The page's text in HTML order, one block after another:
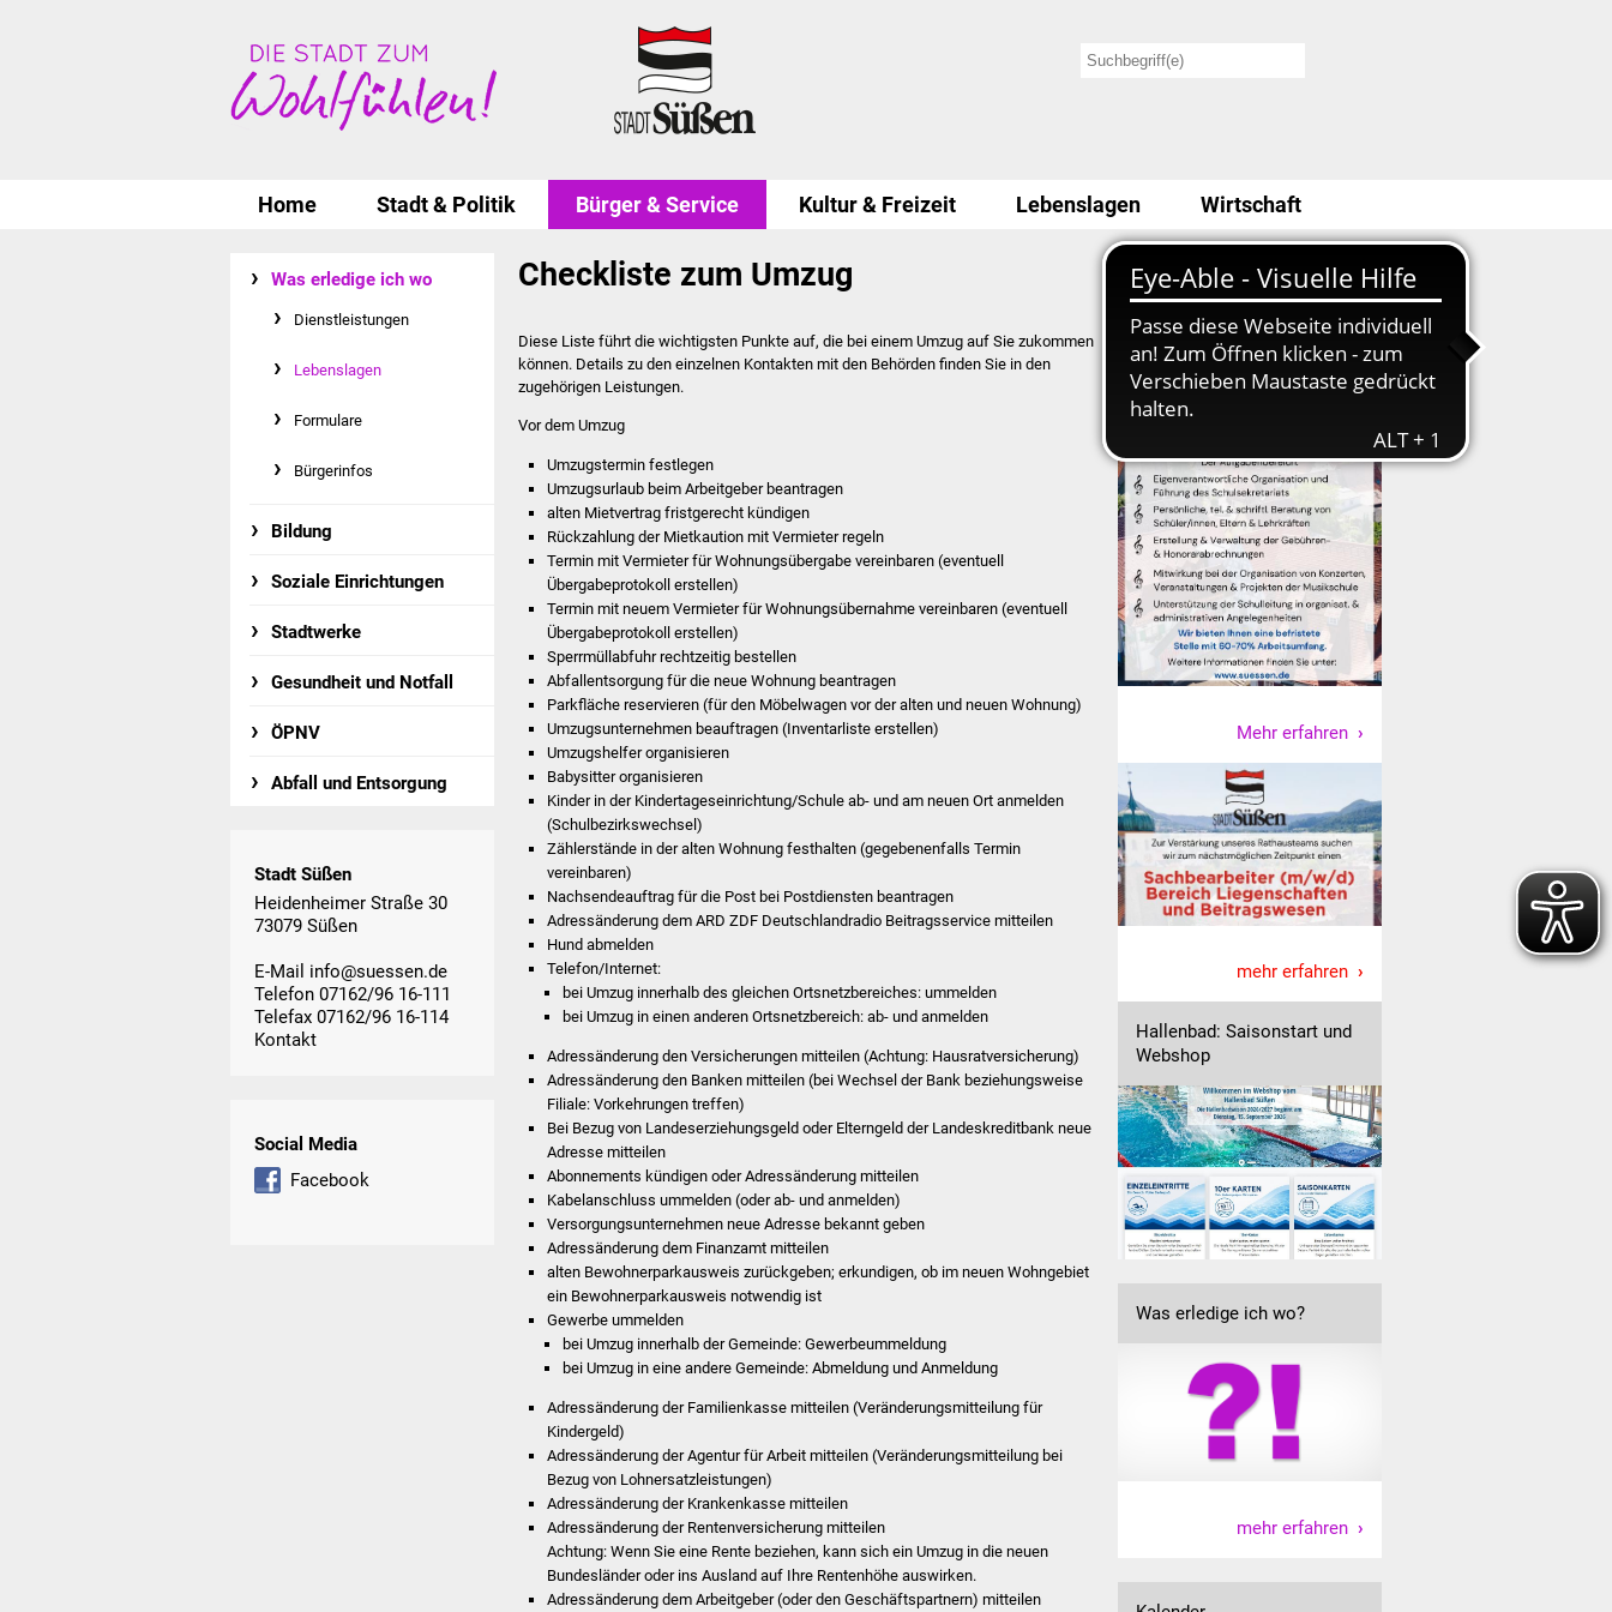
Home Stadt & Politik Bürger & Service Kultur & Freizeit Lebenslagen Wirtschaft
Was erledige ich wo
Dienstleistungen
Lebenslagen
Formulare
Bürgerinfos
Bildung
Soziale Einrichtungen
Stadtwerke
Gesundheit und Notfall
ÖPNV
Abfall und Entsorgung
Stadt Süßen
Heidenheimer Straße 30
73079 Süßen
E-Mail info@suessen.de
Telefon 07162/96 16-111
Telefax 07162/96 16-114
Kontakt
Social Media
Facebook
Checkliste zum Umzug
Diese Liste führt die wichtigsten Punkte auf, die bei einem Umzug auf Sie zukommen
können. Details zu den einzelnen Kontakten mit den Behörden finden Sie in den
zugehörigen Leistungen.
Vor dem Umzug
Umzugstermin festlegen
Umzugsurlaub beim Arbeitgeber beantragen
alten Mietvertrag fristgerecht kündigen
Rückzahlung der Mietkaution mit Vermieter regeln
Termin mit Vermieter für Wohnungsübergabe vereinbaren (eventuell
Übergabeprotokoll erstellen)
Termin mit neuem Vermieter für Wohnungsübernahme vereinbaren (eventuell
Übergabeprotokoll erstellen)
Sperrmüllabfuhr rechtzeitig bestellen
Abfallentsorgung für die neue Wohnung beantragen
Parkfläche reservieren (für den Möbelwagen vor der alten und neuen Wohnung)
Umzugsunternehmen beauftragen (Inventarliste erstellen)
Umzugshelfer organisieren
Babysitter organisieren
Kinder in der Kindertageseinrichtung/Schule ab- und am neuen Ort anmelden
(Schulbezirkswechsel)
Zählerstände in der alten Wohnung festhalten (gegebenenfalls Termin
vereinbaren)
Nachsendeauftrag für die Post bei Postdiensten beantragen
Adressänderung dem ARD ZDF Deutschlandradio Beitragsservice mitteilen
Hund abmelden
Telefon/Internet:
bei Umzug innerhalb des gleichen Ortsnetzbereiches: ummelden
bei Umzug in einen anderen Ortsnetzbereich: ab- und anmelden
Adressänderung den Versicherungen mitteilen (Achtung: Hausratversicherung)
Adressänderung den Banken mitteilen (bei Wechsel der Bank beziehungsweise
Filiale: Vorkehrungen treffen)
Bei Bezug von Landeserziehungsgeld oder Elterngeld der Landeskreditbank neue
Adresse mitteilen
Abonnements kündigen oder Adressänderung mitteilen
Kabelanschluss ummelden (oder ab- und anmelden)
Versorgungsunternehmen neue Adresse bekannt geben
Adressänderung dem Finanzamt mitteilen
alten Bewohnerparkausweis zurückgeben; erkundigen, ob im neuen Wohngebiet
ein Bewohnerparkausweis notwendig ist
Gewerbe ummelden
bei Umzug innerhalb der Gemeinde: Gewerbeummeldung
bei Umzug in eine andere Gemeinde: Abmeldung und Anmeldung
Adressänderung der Familienkasse mitteilen (Veränderungsmitteilung für
Kindergeld)
Adressänderung der Agentur für Arbeit mitteilen (Veränderungsmitteilung bei
Bezug von Lohnersatzleistungen)
Adressänderung der Krankenkasse mitteilen
Adressänderung der Rentenversicherung mitteilen
Achtung: Wenn Sie eine Rente beziehen, kann sich ein Umzug in die neuen
Bundesländer oder ins Ausland auf Ihre Rentenhöhe auswirken.
Adressänderung dem Arbeitgeber (oder den Geschäftspartnern) mitteilen
Stellenausschreibung
Mehr erfahren
mehr erfahren
Hallenbad: Saisonstart und
Webshop
Was erledige ich wo?
mehr erfahren